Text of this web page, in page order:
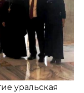
уральская